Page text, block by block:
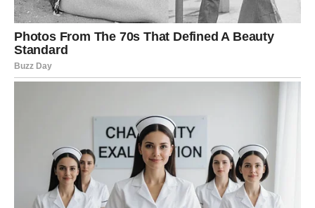
privući pažnju.
Privući će vas energija, iskrenost i osjećaj da vas neko
razumije bez mnogo objašnjavanja.
Biće više nježnosti, više zajedničkih planova i više
osjećaja da ste zajedno jači nego ikada.